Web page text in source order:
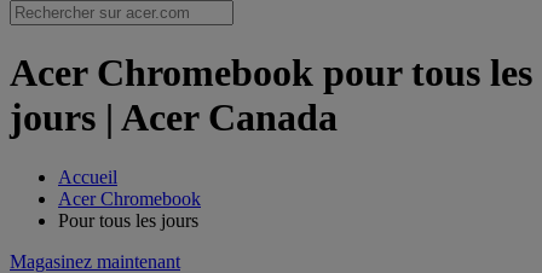
Acer Chromebook pour tous les
jours | Acer Canada
Accueil
Acer Chromebook
Pour tous les jours
Magasinez maintenant